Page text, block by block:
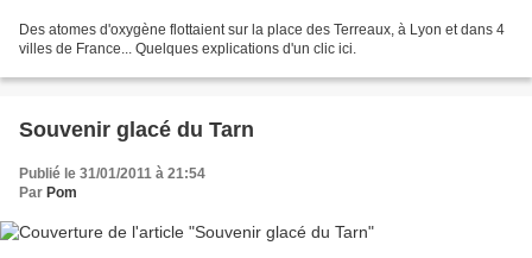
Des atomes d'oxygène flottaient sur la place des Terreaux, à Lyon et dans 4
villes de France... Quelques explications d'un clic ici.
Souvenir glacé du Tarn
Publié le 31/01/2011 à 21:54
Par Pom